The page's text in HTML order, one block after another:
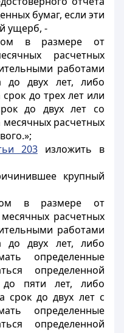
бумаг, если эти
ущерб, -
в размере от
расчетных
работами
до двух лет, либо
до трех лет или
до двух лет со
расчетных
203изложить в
крупный
в размере от
расчетных
работами
до двух лет, либо
определенные
определенной
до пяти лет, либо
срок до двух лет с
определенные
определенной